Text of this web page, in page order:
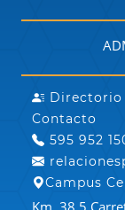
Directorio
Contacto
595 952
Campus